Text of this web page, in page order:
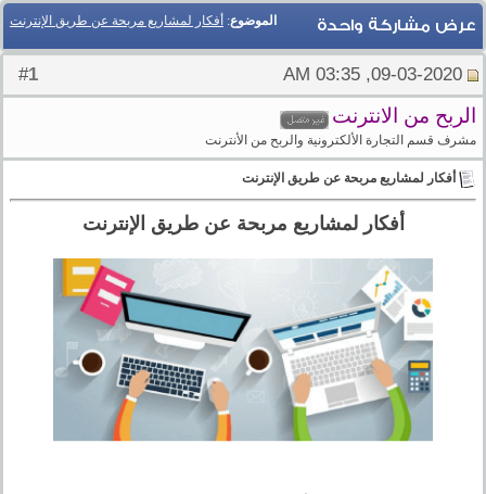
الموضوع: أفكار لمشاريع مربحة عن طريق الإنترنت عرض مشاركة واحدة
1
الربح من الانترنت
مشرف قسم التجارة الألكترونية والربح من الأنترنت
أفكار لمشاريع مربحة عن طريق الإنترنت
أفكار لمشاريع مربحة عن طريق الإنترنت